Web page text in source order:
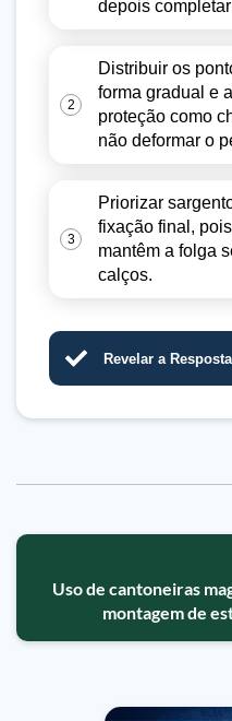
depois
2
Distribuir os
forma gradual e
proteção como
não deformar o
3
Priorizar
fixação final,
mantêm a folga
calços.
Revelar a
Uso de cantoneiras
montagem de